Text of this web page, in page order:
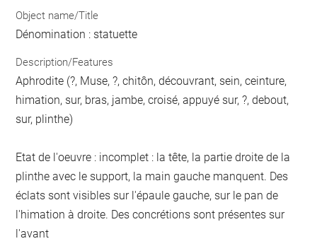
Object name/Title
Dénomination : statuette
Description/Features
Aphrodite (?, Muse, ?, chitôn, découvrant, sein, ceinture,
himation, sur, bras, jambe, croisé, appuyé sur, ?, debout,
sur, plinthe)
Etat de l'oeuvre : incomplet : la tête, la partie droite de la
plinthe avec le support, la main gauche manquent. Des
éclats sont visibles sur l'épaule gauche, sur le pan de
l'himation à droite. Des concrétions sont présentes sur
l'avant